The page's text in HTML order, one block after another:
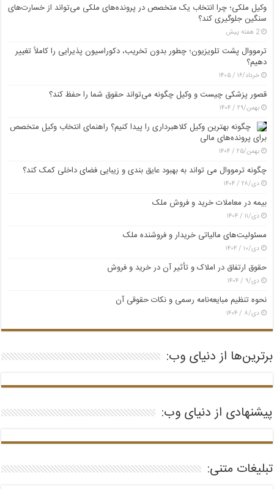
وکیل ملکی؛ چرا انتخاب یک متخصص در پرونده‌های ملکی می‌تواند از خسارت‌های
سنگین جلوگیری کند؟
2 هفته پیش
ترمووال پشت تلویزیون؛ چطور بدون تخریب، دکوراسیون پذیرایی را کاملاً تغییر
دهیم؟
خرداد/۱۶ / ۱۴۰۵
قصور پزشکی چیست و وکیل چگونه می‌تواند حقوق شما را حفظ کند؟
بهمن/۲۹ / ۱۴۰۴
چگونه بهترین وکیل کلاهبرداری را پیدا کنیم؟ راهنمای انتخاب وکیل متخصص
برای پرونده‌های مالی
بهمن/۲۵ / ۱۴۰۴
چگونه ترمووال می تواند به بهبود عایق بندی و زیبایی فضای داخلی کمک کند؟
دی/۲۸ / ۱۴۰۴
بیمه در معاملات خرید و فروش ملک
دی/۱۱ / ۱۴۰۴
مسئولیت‌های مالیاتی خریدار و فروشنده ملک
دی/۱۰ / ۱۴۰۴
حقوق ارتفاق در املاک و تأثیر آن در خرید و فروش
دی/۹ / ۱۴۰۴
نحوه تنظیم مبایعه‌نامه رسمی و نکات حقوقی آن
دی/۸ / ۱۴۰۴
برترین‌ها از دنیای وب:
پیشنهادی از دنیای وب:
تبلیغات متنی: